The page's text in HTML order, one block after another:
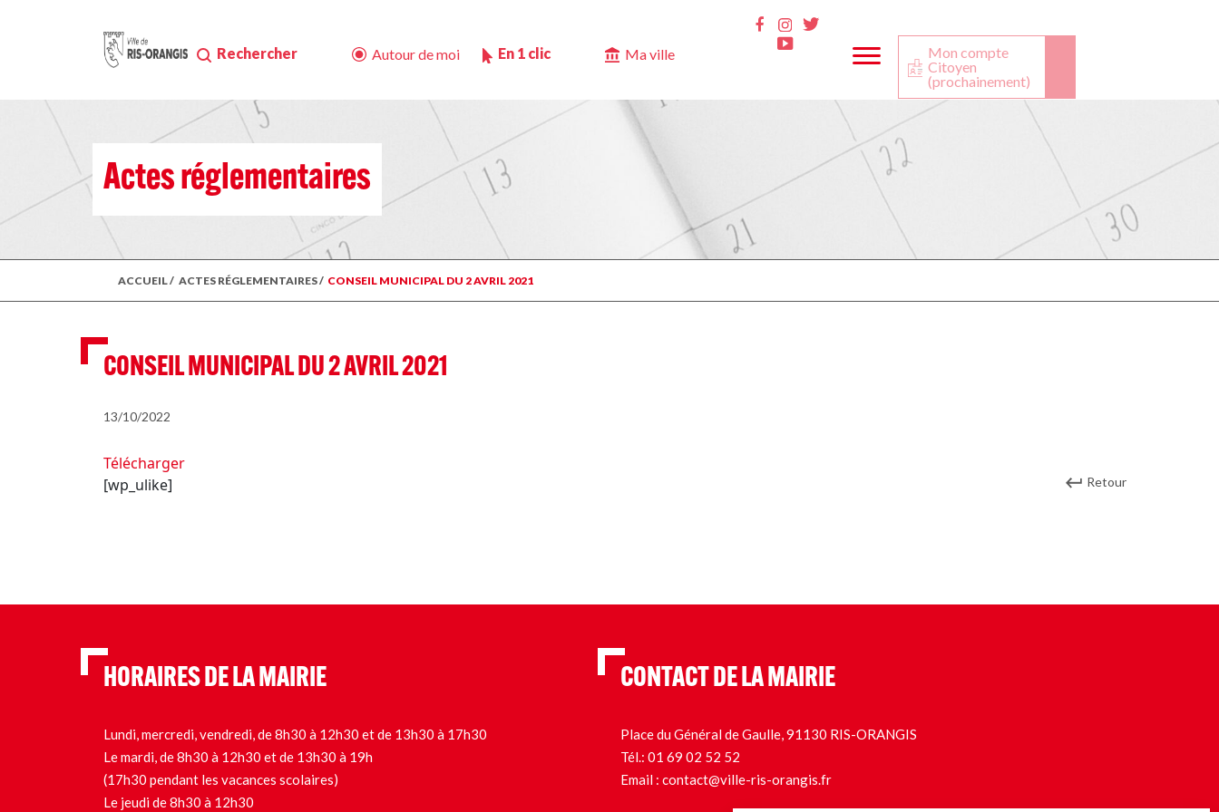
Rechercher Autour de moi En 1 clic Ma ville
Facebook
InstaTwitter
Youtube
Mon compte
Citoyen
(prochainement)
Actes réglementaires
ACCUEIL/ ACTES RÉGLEMENTAIRES/ CONSEIL MUNICIPAL DU 2 AVRIL 2021
CONSEIL MUNICIPAL DU 2 AVRIL 2021
13/10/2022
Télécharger
[wp_ulike]
Retour
HORAIRES DE LA MAIRIE
Lundi, mercredi, vendredi, de 8h30 à 12h30 et de 13h30 à 17h30
Le mardi, de 8h30 à 12h30 et de 13h30 à 19h
(17h30 pendant les vacances scolaires)
Le jeudi de 8h30 à 12h30
CONTACT DE LA MAIRIE
Place du Général de Gaulle, 91130 RIS-ORANGIS
Tél.: 01 69 02 52 52
Email : contact@ville-ris-orangis.fr